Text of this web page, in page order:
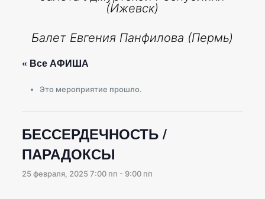
(Ижевск)
Балет Евгения Панфилова (Пермь)
« Все АФИША
Это мероприятие прошло.
БЕССЕРДЕЧНОСТЬ /
ПАРАДОКСЫ
25 февраля, 2025 7:00 пп - 9:00 пп